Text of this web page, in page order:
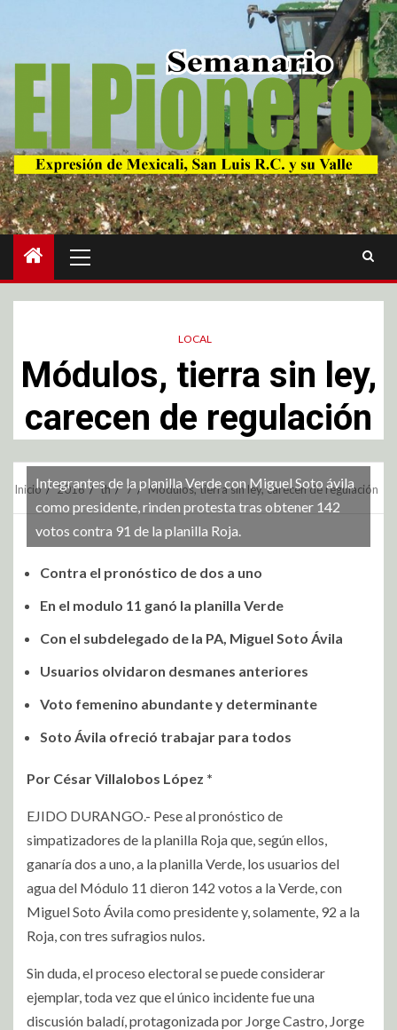
LOCAL
Módulos, tierra sin ley,
carecen de regulación
Inicio 2016 th 7 Módulos, tierra sin ley, carecen de regulación
Integrantes de la planilla Verde con Miguel Soto ávila
como presidente, rinden protesta tras obtener 142
votos contra 91 de la planilla Roja.
Contra el pronóstico de dos a uno
En el modulo 11 ganó la planilla Verde
Con el subdelegado de la PA, Miguel Soto Ávila
Usuarios olvidaron desmanes anteriores
Voto femenino abundante y determinante
Soto Ávila ofreció trabajar para todos
Por César Villalobos López *
EJIDO DURANGO.- Pese al pronóstico de
simpatizadores de la planilla Roja que, según ellos,
ganaría dos a uno, a la planilla Verde, los usuarios del
agua del Módulo 11 dieron 142 votos a la Verde, con
Miguel Soto Ávila como presidente y, solamente, 92 a la
Roja, con tres sufragios nulos.
Sin duda, el proceso electoral se puede considerar
ejemplar, toda vez que el único incidente fue una
discusión baladí, protagonizada por Jorge Castro, Jorge